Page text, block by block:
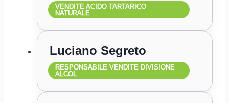
VENDITE ACIDO TARTARICO
NATURALE
Luciano Segreto
RESPONSABILE VENDITE DIVISIONE
ALCOL